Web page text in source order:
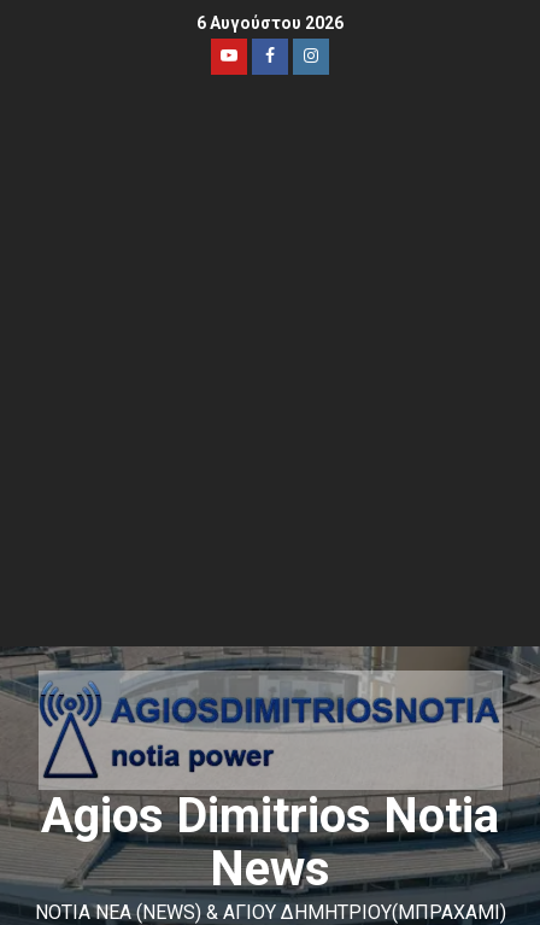
6 Αυγούστου 2026
Agios Dimitrios Notia
News
ΝΟΤΙΑ ΝΕΑ (NEWS) & ΑΓΙΟΥ ΔΗΜΗΤΡΙΟΥ(ΜΠΡΑΧΑΜΙ)